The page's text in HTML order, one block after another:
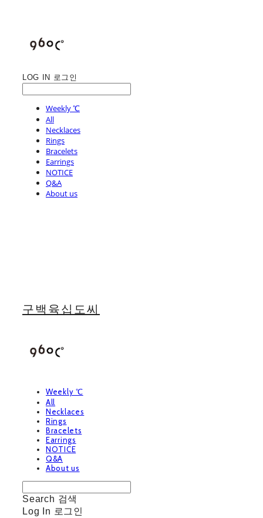
LOG IN 로그인
Weekly ℃
All
Necklaces
Rings
Bracelets
Earrings
NOTICE
Q&A
About us
구백육십도씨
Weekly ℃
All
Necklaces
Rings
Bracelets
Earrings
NOTICE
Q&A
About us
Search 검색
Log In 로그인